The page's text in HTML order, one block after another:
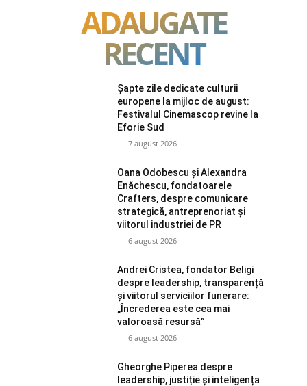
ADAUGATE
RECENT
Șapte zile dedicate culturii
europene la mijloc de august:
Festivalul Cinemascop revine la
Eforie Sud
7 august 2026
Oana Odobescu și Alexandra
Enăchescu, fondatoarele
Crafters, despre comunicare
strategică, antreprenoriat și
viitorul industriei de PR
6 august 2026
Andrei Cristea, fondator Beligi
despre leadership, transparență
și viitorul serviciilor funerare:
„Încrederea este cea mai
valoroasă resursă”
6 august 2026
Gheorghe Piperea despre
leadership, justiție și inteligența